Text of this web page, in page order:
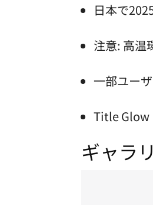
日本で
注意: 高温
一部ユー
Title Glow
ギャラ